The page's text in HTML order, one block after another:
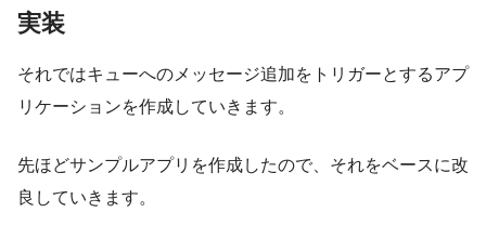
実装
それではキューへのメッセージ追加をトリガーとするアプ
リケーションを作成していきます。
先ほどサンプルアプリを作成したので、それをベースに改
良していきます。